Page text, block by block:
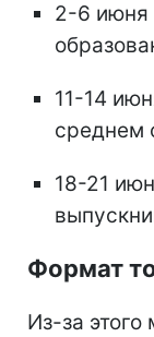
2-6 июня
11-14
среднем
18-21
Формат
Из-за